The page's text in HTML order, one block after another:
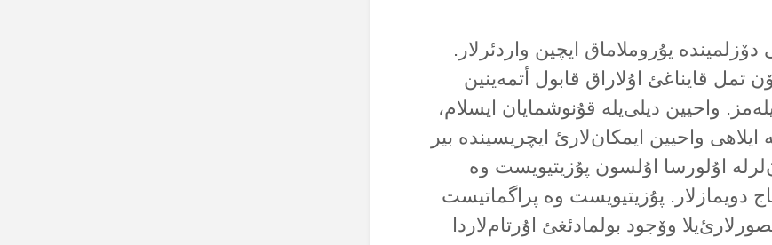
یۇروملاماق ایچین واردئرلار.
تمل قایناغئ اۇلاراق قابول أتمەینین
واحیین دیلی‌یلە قۇنوشمایان ایسلام،
ایلاهی واحیین ایمکان‌لارئ ایچریسیندە بیر
اۇلورسا اۇلسون پۇزیتیویست وە
دویمازلار. پۇزیتیویست وە پراگماتیست
وۆجود بولمادئغئ اۇرتام‌لاردا